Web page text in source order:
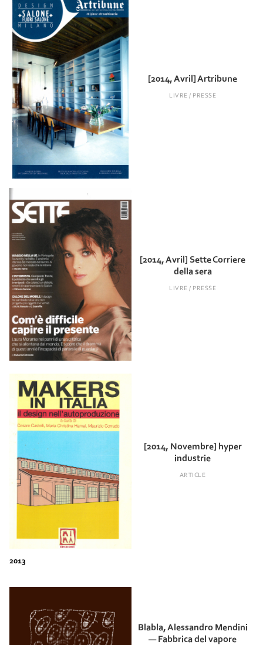
[2014, Avril] Artribune
LIVRE / PRESSE
[2014, Avril] Sette Corriere
della sera
LIVRE / PRESSE
[2014, Novembre] hyper
industrie
ARTICLE
Blabla, Alessandro Mendini
— Fabbrica del vapore